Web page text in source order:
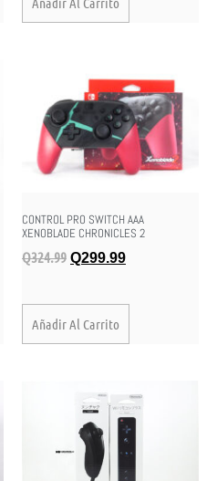
CONTROL PRO SWITCH AAA
XENOBLADE CHRONICLES 2
Q324.99 Q299.99
Añadir Al Carrito